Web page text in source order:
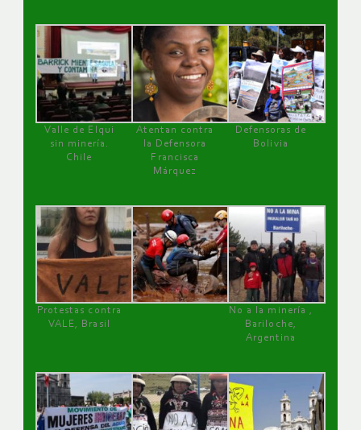
Valle de Elqui
sin minería.
Chile
Atentan contra
la Defensora
Francisca
Márquez
Defensoras de
Bolivia
Protestas contra
VALE, Brasil
No a la minería ,
Bariloche,
Argentina